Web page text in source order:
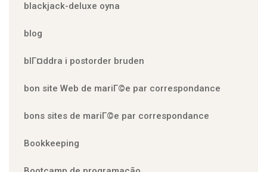
blackjack-deluxe oyna
blog
blГ¤ddra i postorder bruden
bon site Web de mariГ©e par correspondance
bons sites de mariГ©e par correspondance
Bookkeeping